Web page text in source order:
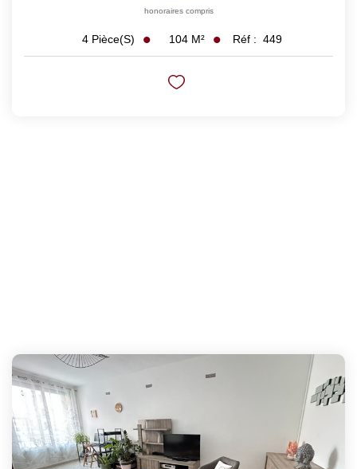
honoraires compris
4 Pièce(s) 104 M² Réf : 449